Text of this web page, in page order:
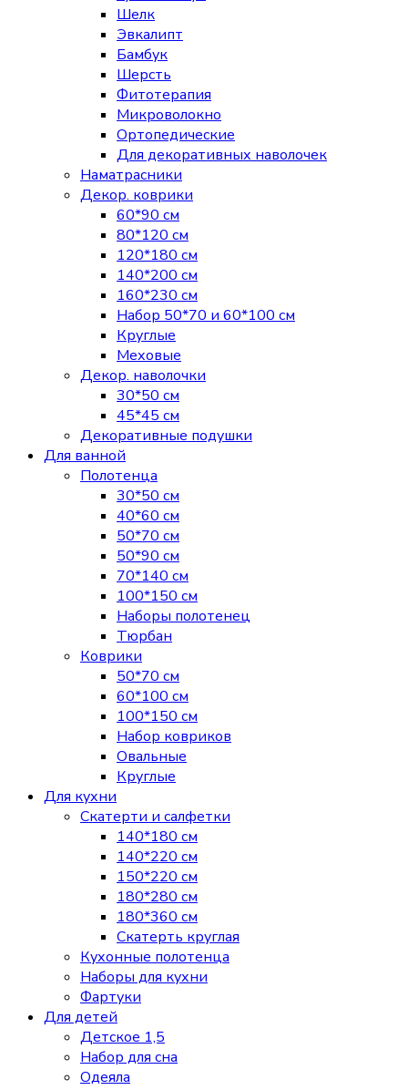
Шелк
Эвкалипт
Бамбук
Шерсть
Фитотерапия
Микроволокно
Ортопедические
Для декоративных наволочек
Наматрасники
Декор. коврики
60*90 см
80*120 см
120*180 см
140*200 см
160*230 см
Набор 50*70 и 60*100 см
Круглые
Меховые
Декор. наволочки
30*50 см
45*45 см
Декоративные подушки
Для ванной
Полотенца
30*50 см
40*60 см
50*70 см
50*90 см
70*140 см
100*150 см
Наборы полотенец
Тюрбан
Коврики
50*70 см
60*100 см
100*150 см
Набор ковриков
Овальные
Круглые
Для кухни
Скатерти и салфетки
140*180 см
140*220 см
150*220 см
180*280 см
180*360 см
Скатерть круглая
Кухонные полотенца
Наборы для кухни
Фартуки
Для детей
Детское 1,5
Набор для сна
Одеяла